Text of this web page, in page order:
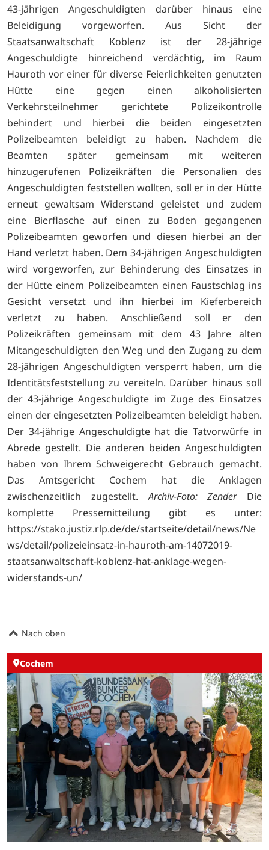
43-jährigen Angeschuldigten darüber hinaus eine
Beleidigung vorgeworfen. Aus Sicht der
Staatsanwaltschaft Koblenz ist der 28-jährige
Angeschuldigte hinreichend verdächtig, im Raum
Hauroth vor einer für diverse Feierlichkeiten genutzten
Hütte eine gegen einen alkoholisierten
Verkehrsteilnehmer gerichtete Polizeikontrolle
behindert und hierbei die beiden eingesetzten
Polizeibeamten beleidigt zu haben. Nachdem die
Beamten später gemeinsam mit weiteren
hinzugerufenen Polizeikräften die Personalien des
Angeschuldigten feststellen wollten, soll er in der Hütte
erneut gewaltsam Widerstand geleistet und zudem
eine Bierflasche auf einen zu Boden gegangenen
Polizeibeamten geworfen und diesen hierbei an der
Hand verletzt haben. Dem 34-jährigen Angeschuldigten
wird vorgeworfen, zur Behinderung des Einsatzes in
der Hütte einem Polizeibeamten einen Faustschlag ins
Gesicht versetzt und ihn hierbei im Kieferbereich
verletzt zu haben. Anschließend soll er den
Polizeikräften gemeinsam mit dem 43 Jahre alten
Mitangeschuldigten den Weg und den Zugang zu dem
28-jährigen Angeschuldigten versperrt haben, um die
Identitätsfeststellung zu vereiteln. Darüber hinaus soll
der 43-jährige Angeschuldigte im Zuge des Einsatzes
einen der eingesetzten Polizeibeamten beleidigt haben.
Der 34-jährige Angeschuldigte hat die Tatvorwürfe in
Abrede gestellt. Die anderen beiden Angeschuldigten
haben von Ihrem Schweigerecht Gebrauch gemacht.
Das Amtsgericht Cochem hat die Anklagen
zwischenzeitlich zugestellt.Archiv-Foto: ZenderDie
komplette Pressemitteilung gibt es unter:
https://stako.justiz.rlp.de/de/startseite/detail/news/Ne
ws/detail/polizeieinsatz-in-hauroth-am-14072019-
staatsanwaltschaft-koblenz-hat-anklage-wegen-
widerstands-un/
Nach oben
Cochem